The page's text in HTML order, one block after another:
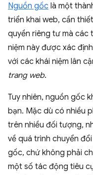
Nguồn gốc là một
triển khai web, cần
quyền riêng tư mà các
niệm này được xác
với các khái niệm lân
trang web.
Tuy nhiên, nguồn gốc
bạn. Mặc dù có nhiều
trên nhiều đối tượng,
về quá trình chuyển
gốc, chứ không phải
một số tác động tiêu